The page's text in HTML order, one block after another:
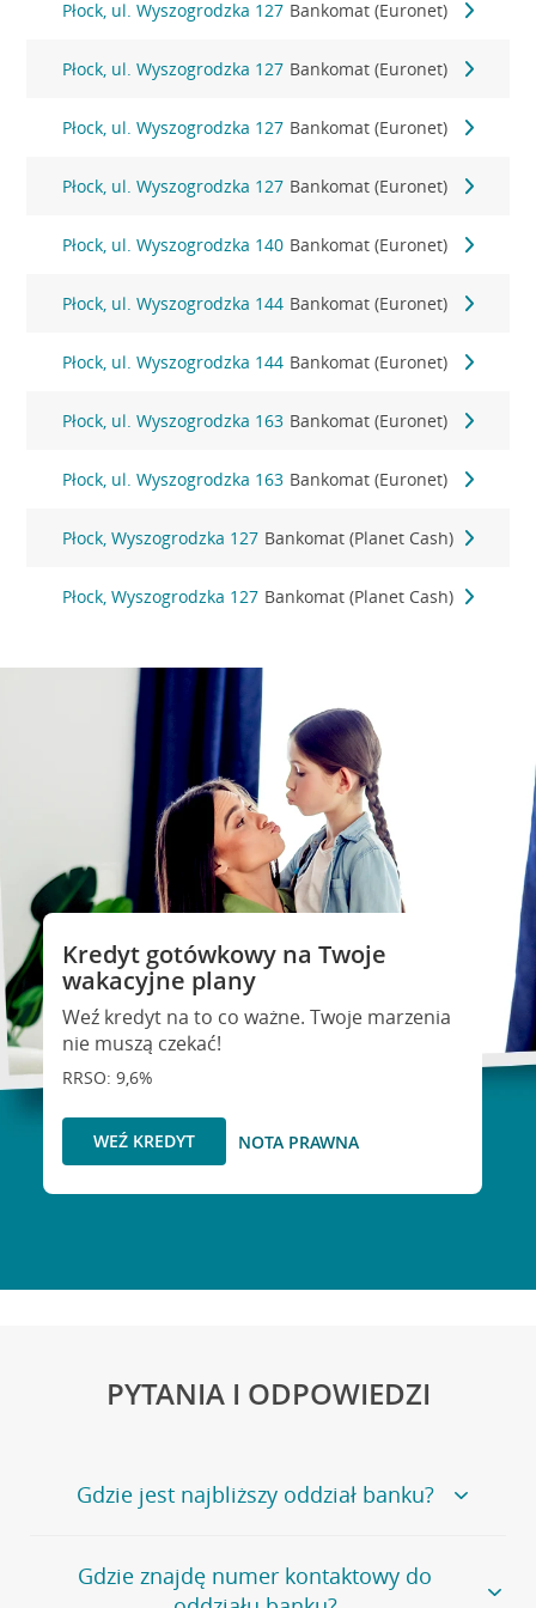
Płock, ul. Wyszogrodzka 127 Bankomat (Euronet)
Płock, ul. Wyszogrodzka 127 Bankomat (Euronet)
Płock, ul. Wyszogrodzka 127 Bankomat (Euronet)
Płock, ul. Wyszogrodzka 127 Bankomat (Euronet)
Płock, ul. Wyszogrodzka 140 Bankomat (Euronet)
Płock, ul. Wyszogrodzka 144 Bankomat (Euronet)
Płock, ul. Wyszogrodzka 144 Bankomat (Euronet)
Płock, ul. Wyszogrodzka 163 Bankomat (Euronet)
Płock, ul. Wyszogrodzka 163 Bankomat (Euronet)
Płock, Wyszogrodzka 127 Bankomat (Planet Cash)
Płock, Wyszogrodzka 127 Bankomat (Planet Cash)
Kredyt gotówkowy na Twoje
wakacyjne plany
Weź kredyt na to co ważne. Twoje marzenia
nie muszą czekać!
RRSO: 9,6%
WEŹ KREDYT NOTA PRAWNA
PYTANIA I ODPOWIEDZI
Gdzie jest najbliższy oddział banku?
Jeśli szukasz oddziału naszego banku, zapraszamy na
stronęPlacówki i bankomaty, na której znajduje się
Gdzie znajdę numer kontaktowy do